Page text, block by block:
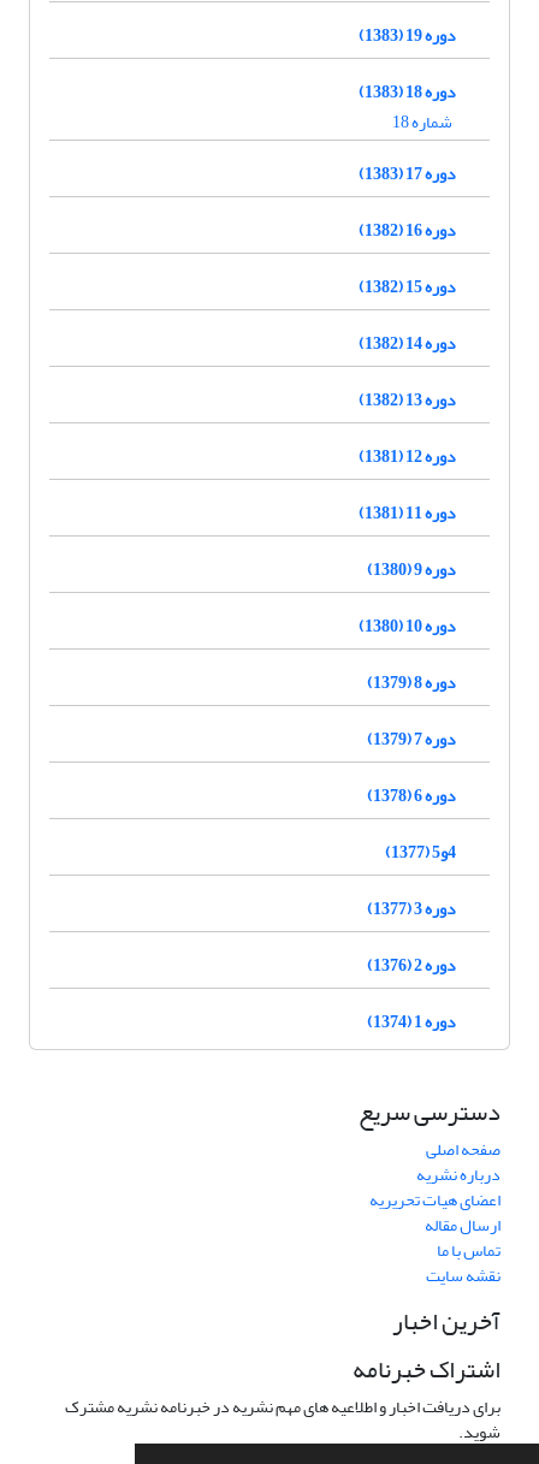
دوره 19 (1383)
دوره 18 (1383)
شماره 18
دوره 17 (1383)
دوره 16 (1382)
دوره 15 (1382)
دوره 14 (1382)
دوره 13 (1382)
دوره 12 (1381)
دوره 11 (1381)
دوره 9 (1380)
دوره 10 (1380)
دوره 8 (1379)
دوره 7 (1379)
دوره 6 (1378)
4و5 (1377)
دوره 3 (1377)
دوره 2 (1376)
دوره 1 (1374)
دسترسی سریع
صفحه اصلی
درباره نشریه
اعضای هیات تحریریه
ارسال مقاله
تماس با ما
نقشه سایت
آخرین اخبار
اشتراک خبرنامه
برای دریافت اخبار و اطلاعیه های مهم نشریه در خبرنامه نشریه مشترک
شوید.